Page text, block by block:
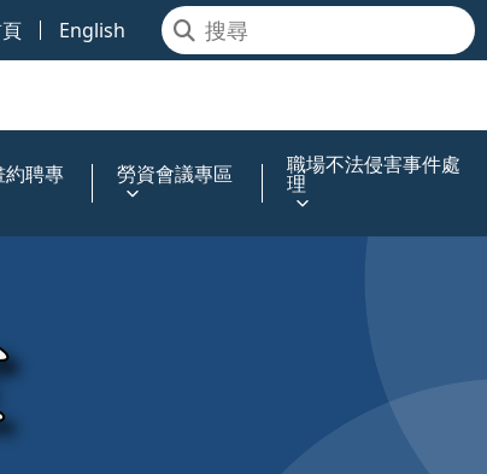
English
約聘專 勞資會議專區 職場不法侵害事件處
理